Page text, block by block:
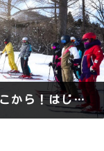
家づくりの第一歩はここから！はじめての「土地選び」ガイド